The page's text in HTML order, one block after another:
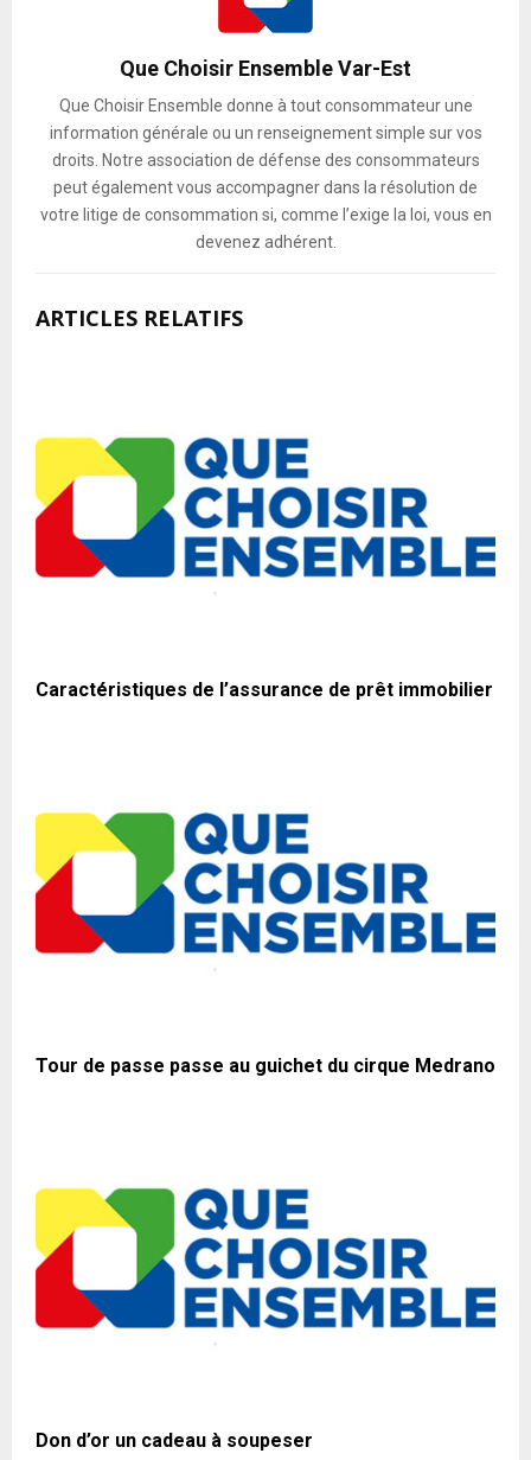
Que Choisir Ensemble Var-Est
Que Choisir Ensemble donne à tout consommateur une
information générale ou un renseignement simple sur vos
droits. Notre association de défense des consommateurs
peut également vous accompagner dans la résolution de
votre litige de consommation si, comme l’exige la loi, vous en
devenez adhérent.
ARTICLES RELATIFS
Caractéristiques de l’assurance de prêt immobilier
Tour de passe passe au guichet du cirque Medrano
Don d’or un cadeau à soupeser